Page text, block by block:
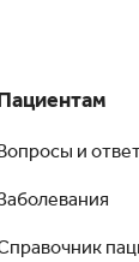
и